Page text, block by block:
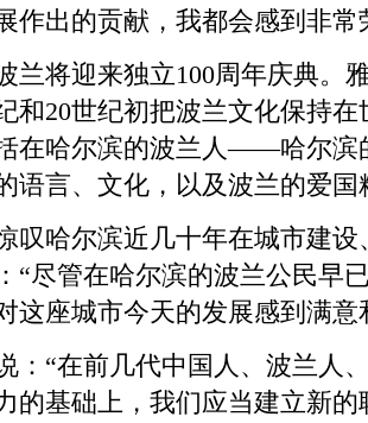
作出的贡献，我都会感到非常
将迎来独立100周年庆典。
和20世纪初把波兰文化保持
在哈尔滨的波兰人——哈尔滨
语言、文化，以及波兰的爱国
哈尔滨近几十年在城市建设
“尽管在哈尔滨的波兰公民早
这座城市今天的发展感到满意
“在前几代中国人、波兰人
的基础上，我们应当建立新